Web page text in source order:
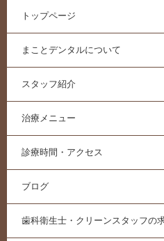
トップページ
まことデンタルについて
スタッフ紹介
治療メニュー
診療時間・アクセス
ブログ
歯科衛生士・クリーンスタッフの